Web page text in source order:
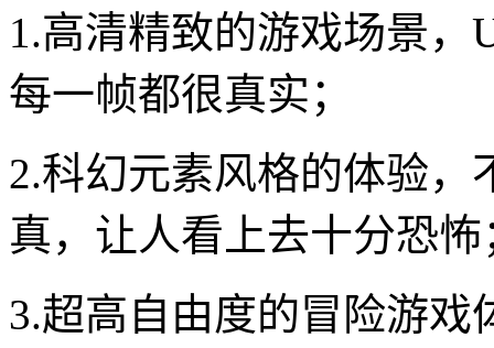
1.高清精致的游戏场景
每一帧都很真实；
2.科幻元素风格的体验
真，让人看上去十分恐怖
3.超高自由度的冒险游